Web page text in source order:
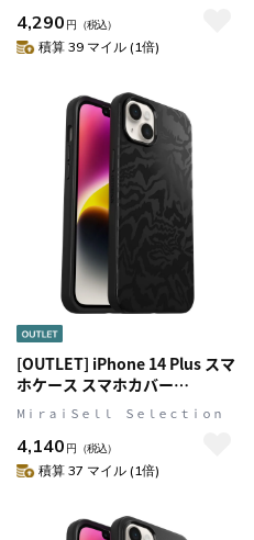
ターボックス] OTTER+POP
Symmetry[オッター・ポップ
4,290 円 （税込）
積算 39 マイル (1倍)
[OUTLET] iPhone 14 Plus スマ
ホケース スマホカバー
MagSafe対応 レヴェル(ブラッ
ク/カモフラ柄) OtterBox[オッ
ターボックス] Symmetry
PLUS [シンメトリープラス]
MⅰｒａｉＳｅｌｌ Ｓｅｌｅｃｔｉｏｎ
4,140 円 （税込）
積算 37 マイル (1倍)